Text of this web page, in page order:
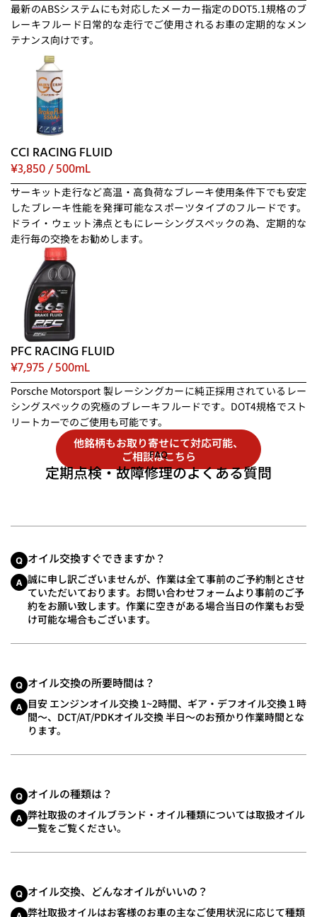
最新のABSシステムにも対応したメーカー指定のDOT5.1規格のブ
レーキフルード日常的な走行でご使用されるお車の定期的なメン
テナンス向けです。
CCI RACING FLUID
¥3,850 / 500mL
サーキット走行など高温・高負荷なブレーキ使用条件下でも安定
したブレーキ性能を発揮可能なスポーツタイプのフルードです。
ドライ・ウェット沸点ともにレーシングスペックの為、定期的な
走行毎の交換をお勧めします。
PFC RACING FLUID
¥7,975 / 500mL
Porsche Motorsport 製レーシングカーに純正採用されているレー
シングスペックの究極のブレーキフルードです。DOT4規格でスト
リートカーでのご使用も可能です。
他銘柄もお取り寄せにて対応可能、
ご相談はこちら
FAQ
定期点検・故障修理のよくある質問
オイル交換すぐできますか？
誠に申し訳ございませんが、作業は全て事前のご予約制とさせ
ていただいております。お問い合わせフォームより事前のご予
約をお願い致します。作業に空きがある場合当日の作業もお受
け可能な場合もございます。
オイル交換の所要時間は？
目安 エンジンオイル交換 1~2時間、ギア・デフオイル交換１時
間〜、DCT/AT/PDKオイル交換 半日〜のお預かり作業時間とな
ります。
オイルの種類は？
弊社取扱のオイルブランド・オイル種類については取扱オイル
一覧をご覧ください。
オイル交換、どんなオイルがいいの？
弊社取扱オイルはお客様のお車の主なご使用状況に応じて種類